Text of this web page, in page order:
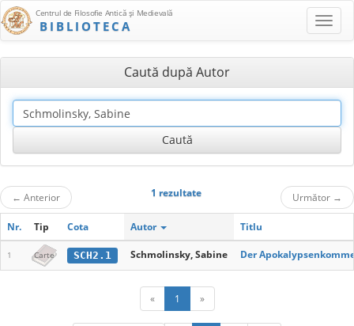
Centrul de Filosofie Antică şi Medievală
BIBLIOTECA
Caută după Autor
← Anterior 1 rezultate Următor →
Nr. Tip Cota Autor Titlu
1 Carte SCH2.1 Schmolinsky, Sabine Der
« 1 »